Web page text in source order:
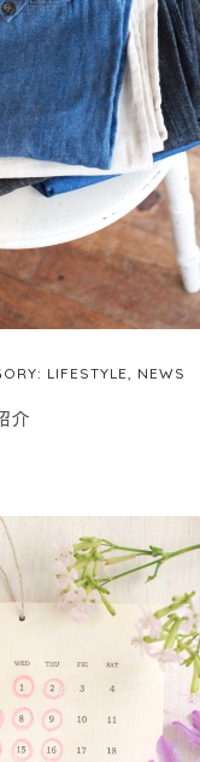
LIFESTYLE, NEWS
介